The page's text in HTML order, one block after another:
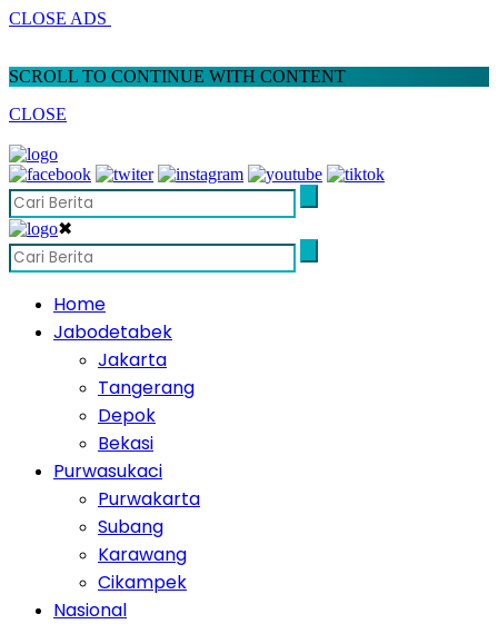
CLOSE ADS
SCROLL TO CONTINUE WITH CONTENT
CLOSE
✖
Home
Jabodetabek
Jakarta
Tangerang
Depok
Bekasi
Purwasukaci
Purwakarta
Subang
Karawang
Cikampek
Nasional